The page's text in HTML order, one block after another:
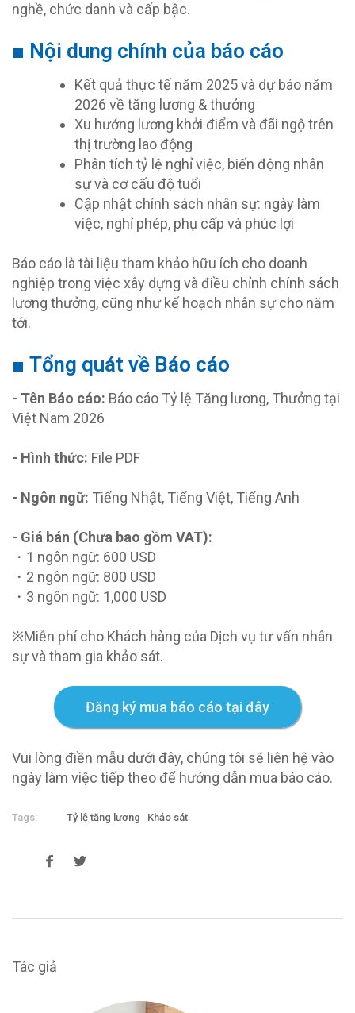
nghề, chức danh và cấp bậc.
■ Nội dung chính của báo cáo
Kết quả thực tế năm 2025 và dự báo năm
2026 về tăng lương & thưởng
Xu hướng lương khởi điểm và đãi ngộ trên
thị trường lao động
Phân tích tỷ lệ nghỉ việc, biến động nhân
sự và cơ cấu độ tuổi
Cập nhật chính sách nhân sự: ngày làm
việc, nghỉ phép, phụ cấp và phúc lợi
Báo cáo là tài liệu tham khảo hữu ích cho doanh
nghiệp trong việc xây dựng và điều chỉnh chính sách
lương thưởng, cũng như kế hoạch nhân sự cho năm
tới.
■ Tổng quát về Báo cáo
- Tên Báo cáo: Báo cáo Tỷ lệ Tăng lương, Thưởng tại
Việt Nam 2026
- Hình thức: File PDF
- Ngôn ngữ: Tiếng Nhật, Tiếng Việt, Tiếng Anh
- Giá bán (Chưa bao gồm VAT):
・1 ngôn ngữ: 600 USD
・2 ngôn ngữ: 800 USD
・3 ngôn ngữ: 1,000 USD
※Miễn phí cho Khách hàng của Dịch vụ tư vấn nhân
sự và tham gia khảo sát.
Đăng ký mua báo cáo tại đây
Vui lòng điền mẫu dưới đây, chúng tôi sẽ liên hệ vào
ngày làm việc tiếp theo để hướng dẫn mua báo cáo.
Tags: Tỷ lệ tăng lương Khảo sát
Tác giả